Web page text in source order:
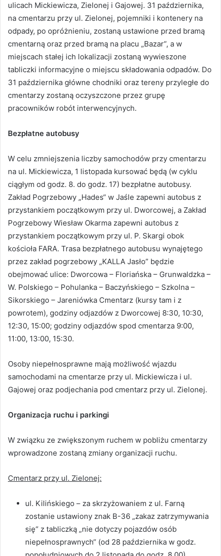
ulicach Mickiewicza, Zielonej i Gajowej. 31 października,
na cmentarzu przy ul. Zielonej, pojemniki i kontenery na
odpady, po opróżnieniu, zostaną ustawione przed bramą
cmentarną oraz przed bramą na placu „Bazar“, a w
miejscach stałej ich lokalizacji zostaną wywieszone
tabliczki informacyjne o miejscu składowania odpadów. Do
31 października główne chodniki oraz tereny przyległe do
cmentarzy zostaną oczyszczone przez grupę
pracowników robót interwencyjnych.
Bezpłatne autobusy
W celu zmniejszenia liczby samochodów przy cmentarzu
na ul. Mickiewicza, 1 listopada kursować będą (w cyklu
ciągłym od godz. 8. do godz. 17) bezpłatne autobusy.
Zakład Pogrzebowy „Hades“ w Jaśle zapewni autobus z
przystankiem początkowym przy ul. Dworcowej, a Zakład
Pogrzebowy Wiesław Okarma zapewni autobus z
przystankiem początkowym przy ul. P. Skargi obok
kościoła FARA. Trasa bezpłatnego autobusu wynajętego
przez zakład pogrzebowy „KALLA Jasło” będzie
obejmować ulice: Dworcowa – Floriańska – Grunwaldzka –
W. Polskiego – Pohulanka – Baczyńskiego – Szkolna –
Sikorskiego – Jareniówka Cmentarz (kursy tam i z
powrotem), godziny odjazdów z Dworcowej 8:30, 10:30,
12:30, 15:00; godziny odjazdów spod cmentarza 9:00,
11:00, 13:00, 15:30.
Osoby niepełnosprawne mają możliwość wjazdu
samochodami na cmentarze przy ul. Mickiewicza i ul.
Gajowej oraz podjechania pod cmentarz przy ul. Zielonej.
Organizacja ruchu i parkingi
W związku ze zwiększonym ruchem w pobliżu cmentarzy
wprowadzone zostaną zmiany organizacji ruchu.
Cmentarz przy ul. Zielonej:
ul. Kilińskiego – za skrzyżowaniem z ul. Farną
zostanie ustawiony znak B-36 „zakaz zatrzymywania
się“ z tabliczką „nie dotyczy pojazdów osób
niepełnosprawnych“ (od 28 października w godz.